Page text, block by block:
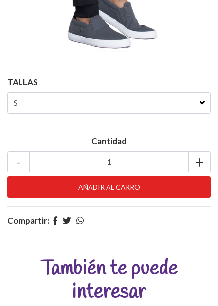
TALLAS
Cantidad
+
-
Compartir:
También te puede
interesar